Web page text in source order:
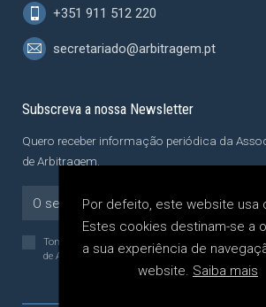
+351 911 512 220
secretariado@arbitragem.pt
Subscreva a nossa Newsletter
Quero receber informação periódica da
de Arbitragem.
Tomei conhecimento daPolítica de Privacidade
de Arbitragem, a qual li e compreendi.
Por defeito, este website usa
Estes cookies destinam-se a
a sua experiência de
website. Saiba mais